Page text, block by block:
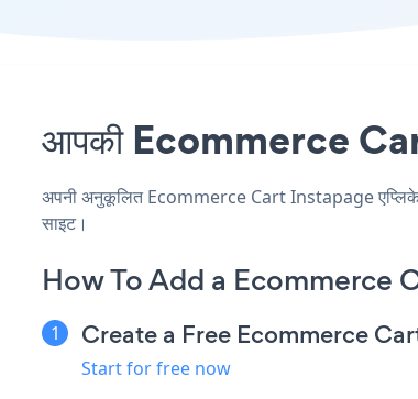
आपकी Ecommerce Cart
अपनी अनुकूलित Ecommerce Cart Instapage
साइट।
How To Add a Ecommerce
Create a Free Ecommerce
Start for free now